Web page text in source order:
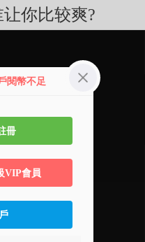
你比较爽?
閱幣不足
冊
VIP會員